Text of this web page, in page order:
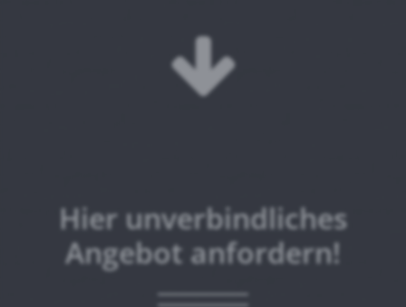
Hier unverbindliches
Angebot anfordern!